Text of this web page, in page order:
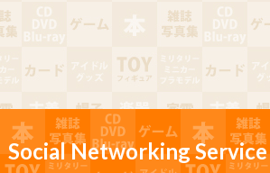
Social Networking Service